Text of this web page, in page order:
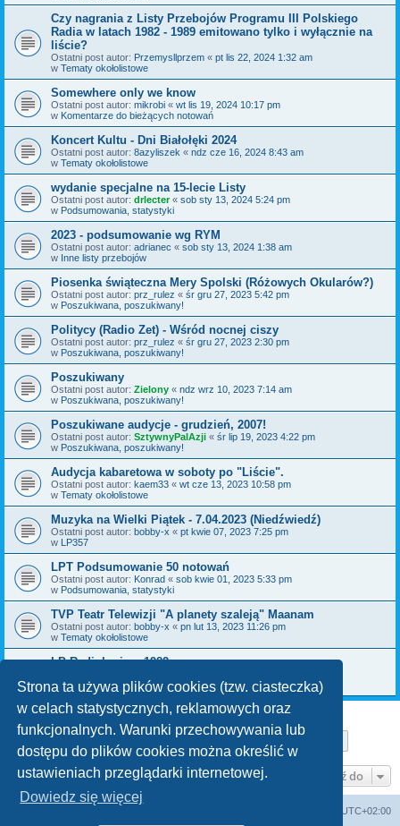
Strona ta używa plików cookies (tzw. ciasteczka)
w celach statystycznych, reklamowych oraz
funkcjonalnych. Warunki przechowywania lub
dostępu do plików cookies można określić w
ustawieniach przeglądarki internetowej.
Dowiedz się więcej
Czy nagrania z Listy Przebojów Programu III Polskiego
Radia w latach 1982 - 1989 emitowano tylko i wyłącznie na
liście?
Ostatni post autor: Przemysllprzem « pt lis 22, 2024 1:32 am
w Tematy okołolistowe
Somewhere only we know
Ostatni post autor: mikrobi « wt lis 19, 2024 10:17 pm
w Komentarze do bieżących notowań
Koncert Kultu - Dni Białołęki 2024
Ostatni post autor: 8azyliszek « ndz cze 16, 2024 8:43 am
w Tematy okołolistowe
wydanie specjalne na 15-lecie Listy
Ostatni post autor: drlecter« sob sty 13, 2024 5:24 pm
w Podsumowania, statystyki
2023 - podsumowanie wg RYM
Ostatni post autor: adrianec « sob sty 13, 2024 1:38 am
w Inne listy przebojów
Piosenka świąteczna Mery Spolski (Różowych Okularów?)
Ostatni post autor: prz_rulez « śr gru 27, 2023 5:42 pm
w Poszukiwana, poszukiwany!
Politycy (Radio Zet) - Wśród nocnej ciszy
Ostatni post autor: prz_rulez « śr gru 27, 2023 2:30 pm
w Poszukiwana, poszukiwany!
Poszukiwany
Ostatni post autor: Zielony « ndz wrz 10, 2023 7:14 am
w Poszukiwana, poszukiwany!
Poszukiwane audycje - grudzień, 2007!
Ostatni post autor: SztywnyPalAzji « śr lip 19, 2023 4:22 pm
w Poszukiwana, poszukiwany!
Audycja kabaretowa w soboty po "Liście".
Ostatni post autor: kaem33 « wt cze 13, 2023 10:58 pm
w Tematy okołolistowe
Muzyka na Wielki Piątek - 7.04.2023 (Niedźwiedź)
Ostatni post autor: bobby-x « pt kwie 07, 2023 7:25 pm
w LP357
LPT Podsumowanie 50 notowań
Ostatni post autor: Konrad « sob kwie 01, 2023 5:33 pm
w Podsumowania, statystyki
TVP Teatr Telewizji "A planety szaleją" Maanam
Ostatni post autor: bobby-x « pn lut 13, 2023 11:26 pm
w Tematy okołolistowe
LP Radiokuriera 1982
w Poszukiwana, poszukiwany!
Znaleziono 711 wyników Strona 1z 29
3
Przejdź do
UTC+02:00